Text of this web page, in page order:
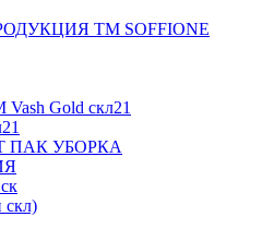
ТМ SOFFIONE
Gold скл21
ПАК УБОРКА
скл)